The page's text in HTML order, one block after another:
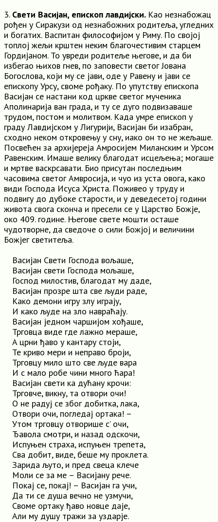
3. Свети Васијан, епископ лавдијски. Као незнабожац
рођен у Сиракузи од незнабожних родитеља, угледних
и богатих. Васпитан философијом у Риму. По својој
топлој жељи крштен неким благочестивим старцем
Гордијаном. То увреди родитеље његове, и да би
избегао њихов гнев, по заповести светог Јована
Богослова, који му се јави, оде у Равену и јави се
епископу Урсу, своме рођаку. По упутству епископа
Васијан се настани код цркве светог мученика
Аполинарија ван града, и ту се дуго подвизаваше
трудом, постом и молитвом. Када умре епископ у
граду Лавдијском у Лигурији, Васијан би изабран,
сходно неком откровењу у сну, иако он то не жељаше.
Посвећен за архијереја Амросијем Миланским и Урсом
Равенским. Имаше велику благодат исцељења; могаше
и мртве васкрсавати. Био присутан последњим
часовима светог Амвросија, и чуо из уста овога, како
види Господа Исуса Христа. Поживео у труду и
подвигу до дубоке старости, и у деведесетој години
живота свога сконча и пресели се у Царство Божје,
око 409. године. Његове свете мошти осташе
чудотворне, да сведоче о сили Божјој и величини
Божјег светитеља.
Васијан Свети Господа вољаше,
Васијан свети Господа мољаше,
Господ милостив, благодат му даде,
Васијан прозре шта све људи раде,
Како демони игру злу играју,
И како људе на зло навраћају.
Васијан једном чаршијом хођаше,
Трговца виде где лажно мераше,
A црни ђаво у кантару стоји,
Те криво мери и неправо броји,
Трговцу мило што све људе вара
И c мало робе чини много ћара!
Васијан свети ка дућану крочи:
Трговче, викну, та отвори очи!
O не радуј се због добитка, лака,
Отвори очи, погледај ортака! –
Утом трговцу отворише с’ очи,
Ђавола смотри, и назад одскочи,
Испуњен страха, испуњен трепета,
Сва добит, виде, беше му проклета.
Зарида љуто, и пред свеца клече
Моли се за ме – Васијану рече.
Покај се, покај! – Васијан гa учи,
Да ти се душа вечно не узмучи,
Своме ортаку ђаво новце даје,
Али му душу тражи за уздарје.